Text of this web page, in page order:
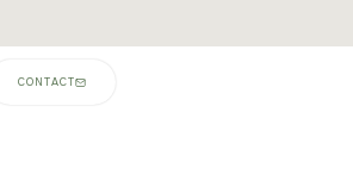
CONTACT